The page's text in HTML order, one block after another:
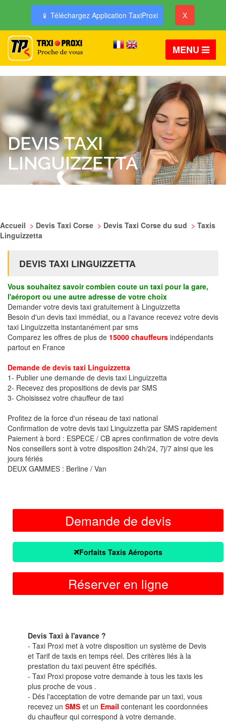
📱 Téléchargez Application TaxiProxi X
MENU
DEVIS TAXI
LINGUIZZETTA
Accueil > Devis Taxi Corse > Devis Taxi Corse du sud > Taxis
Linguizzetta
DEVIS TAXI LINGUIZZETTA
Vous souhaitez savoir combien coute un taxi pour la gare,
l'aéroport ou une autre adresse de votre choix
Demander votre devis taxi gratuitement à Linguizzetta
Besoin d'un devis taxi immédiat, ou a l'avance recevez votre devis
taxi Linguizzetta instantanément par sms
Comparez les offres de plus de 15000 chauffeurs indépendants
partout en France
Demande de devis taxi Linguizzetta
1- Publier une demande de devis taxi Linguizzetta
2- Recevez des propositions de devis par SMS
3- Choisissez votre chauffeur de taxi
Profitez de la force d'un réseau de taxi national
Confirmation de votre devis taxi Linguizzetta par SMS rapidement
Paiement à bord : ESPECE / CB apres confirmation de votre devis
Nos conseillers sont à votre disposition 24h/24, 7j/7 ainsi que les
jours fériés
DEUX GAMMES : Berline / Van
Demande de devis
Forfaits Taxis Aéroports
Réserver en ligne
Devis Taxi à l'avance ?
- Taxi Proxi met à votre disposition un système de Devis
et Tarif de taxis en temps réel. Des critères liés à la
prestation du taxi peuvent être spécifiés.
- Taxi Proxi propose votre demande à tous les taxis les
plus proche de vous .
- Dés l'acceptation de votre demande par un taxi, vous
recevez un SMS et un Email contenant les coordonnées
du chauffeur qui correspond à votre demande.